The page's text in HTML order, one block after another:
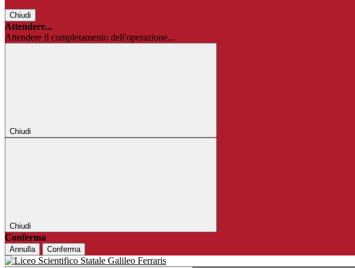
Chiudi
Attendere...
Attendere il completamento dell'operazione...
Chiudi
Chiudi
Conferma
Annulla Conferma